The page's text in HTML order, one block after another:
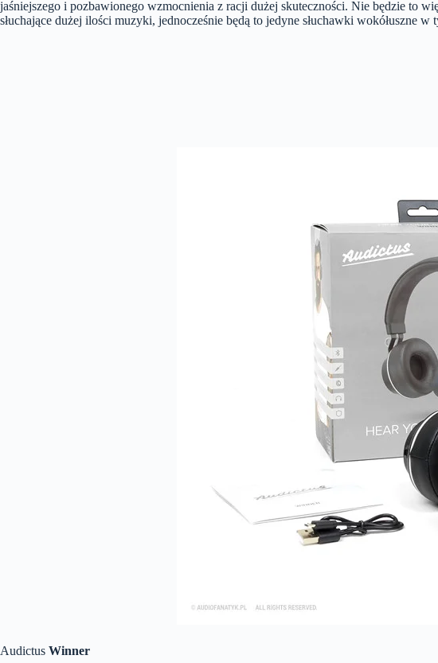
jaśniejszego i pozbawionego wzmocnienia z racji dużej skuteczności. Nie będzie to
słuchające dużej ilości muzyki, jednocześnie będą to jedyne słuchawki wokółuszne w
Audictus Winner